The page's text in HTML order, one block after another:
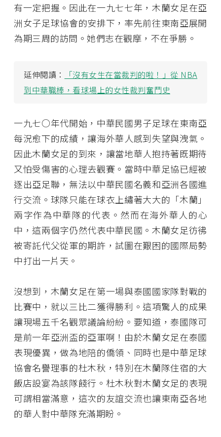
有一定把握。因此在一九七七年，木蘭女足在亞
洲女子足球協會的安排下，率先前往東南亞展開
為期三周的訪問。她們志在觀摩，不在爭勝。
延伸閱讀：
「沒有女生在當裁判的啦！」從 NBA
到中華職棒，看球場上的女性裁判奮鬥史
一九七○年代開始，中華民國男子足球在東南亞
每況愈下的成績，讓海外華人感到失望與洩氣。
因此木蘭女足的到來，讓當地華人抱持著既期待
又怕受傷害的心理去觀賽。當時中華足協已經被
逐出亞足聯，無法以中華民國名義和亞洲各國進
行交流。球隊只能在球衣上繡著大大的「木蘭」
兩字作為中華隊的代表。然而在海外華人的心
中，這兩個字仍然代表中華民國。木蘭女足彷彿
被寄託代父從軍的期許，試圖在艱困的國際局勢
中打出一片天。
沒想到，木蘭女足在第一場與泰國國家隊對戰的
比賽中，就以三比二獲得勝利。這項驚人的成果
讓現場五千名觀眾議論紛紛。要知道，泰國隊可
是前一年亞洲盃的亞軍啊！由於木蘭女足在泰國
表現優異，做為地陪的僑領、同時也是中華足球
協會名譽理事的杜木秋，特別在木蘭隊住宿的大
飯店設宴為該隊餞行。杜木秋對木蘭女足的表現
可謂相當滿意，這次的友誼交流也讓東南亞各地
的華人對中華隊充滿期盼。